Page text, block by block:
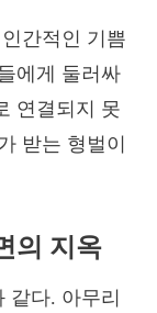
간적인 기쁨
에게 둘러싸
연결되지 못
받는 형벌이
의 지옥
같다. 아무리